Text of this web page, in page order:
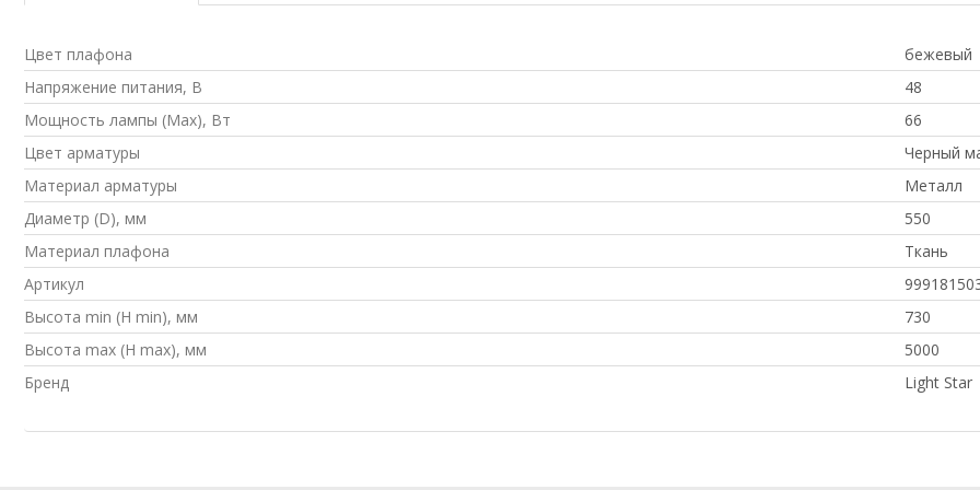
Цвет плафона
бежевый
Напряжение питания, В
48
Мощность лампы (Max), Вт
66
Цвет арматуры
Черный
Материал арматуры
Металл
Диаметр (D), мм
550
Материал плафона
Ткань
Артикул
Высота min (H min), мм
730
Высота max (H max), мм
5000
Бренд
Light Star